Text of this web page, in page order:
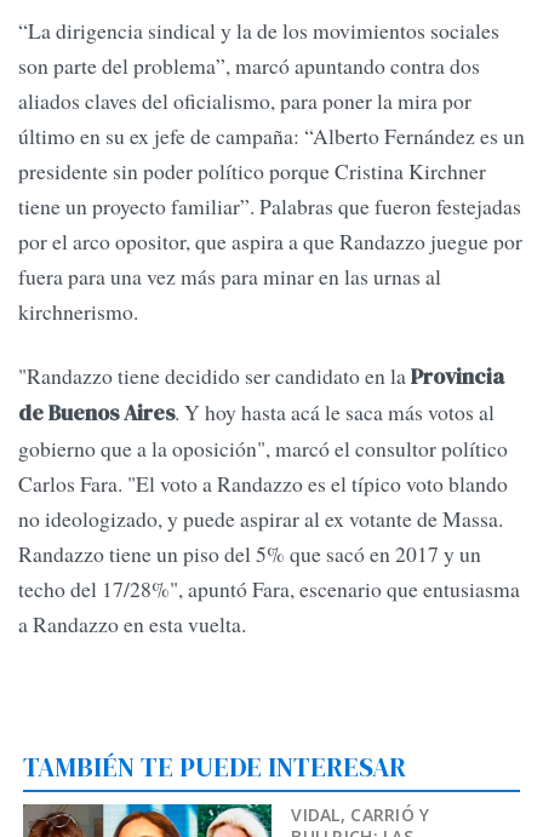
“La dirigencia sindical y la de los movimientos sociales
son parte del problema”, marcó apuntando contra dos
aliados claves del oficialismo, para poner la mira por
último en su ex jefe de campaña: “Alberto Fernández es un
presidente sin poder político porque Cristina Kirchner
tiene un proyecto familiar”. Palabras que fueron festejadas
por el arco opositor, que aspira a que Randazzo juegue por
fuera para una vez más para minar en las urnas al
kirchnerismo.
"Randazzo tiene decidido ser candidato en laProvincia
de Buenos Aires. Y hoy hasta acá le saca más votos al
gobierno que a la oposición", marcó el consultor político
Carlos Fara. "El voto a Randazzo es el típico voto blando
no ideologizado, y puede aspirar al ex votante de Massa.
Randazzo tiene un piso del 5% que sacó en 2017 y un
techo del 17/28%", apuntó Fara, escenario que entusiasma
a Randazzo en esta vuelta.
TAMBIÉN TE PUEDE INTERESAR
VIDAL, CARRIÓ Y